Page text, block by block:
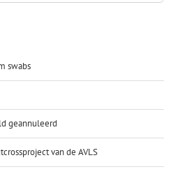
swabs
geannuleerd
van de AVLS